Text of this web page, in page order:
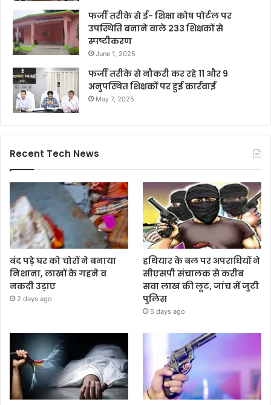
फर्जी तरीके से ई- शिक्षा कोष पोर्टल पर
उपस्थिति बनाने वाले 233 शिक्षकों से
स्पष्टीकरण
June 1, 2025
फर्जी तरीके से नौकरी कर रहे 11 और 9
अनुपस्थित शिक्षकों पर हुई कार्रवाई
May 7, 2025
Recent Tech News
बंद पड़े घर को चोरों ने बनाया
निशाना, लाखों के गहने व
नकदी उड़ाए
2 days ago
हथियार के बल पर अपराधियों ने
सीएसपी संचालक से करीब
सवा लाख की लूट, जांच में जुटी
पुलिस
5 days ago